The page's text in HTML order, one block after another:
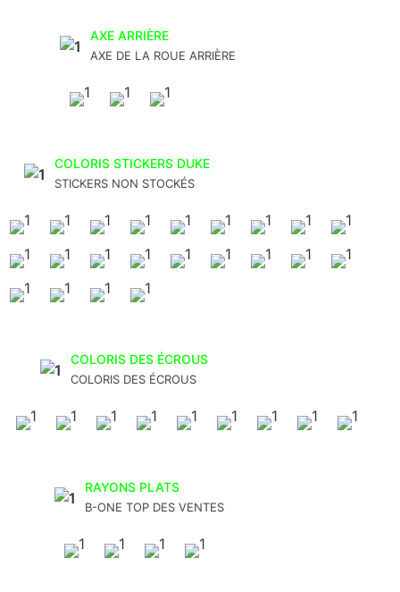
AXE ARRIÈRE
AXE DE LA ROUE ARRIÈRE
COLORIS STICKERS DUKE
STICKERS NON STOCKÉS
COLORIS DES ÉCROUS
COLORIS DES ÉCROUS
RAYONS PLATS
B-ONE TOP DES VENTES